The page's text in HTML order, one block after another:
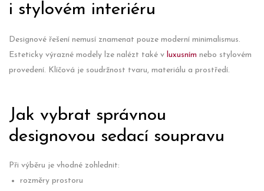
i stylovém interiéru
Designové řešení nemusí znamenat pouze moderní minimalismus.
Esteticky výrazné modely lze nalézt také v luxusním nebo stylovém
provedení. Klíčová je soudržnost tvaru, materiálu a prostředí.
Jak vybrat správnou
designovou sedací soupravu
Při výběru je vhodné zohlednit:
rozměry prostoru